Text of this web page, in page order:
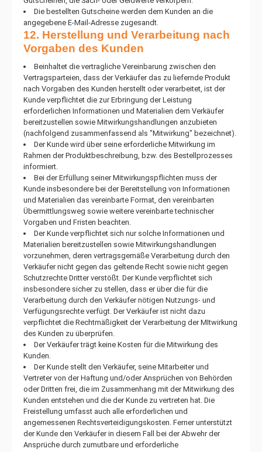
Die bestellten Gutscheine werden dem Kunden an die
angegebene E-Mail-Adresse zugesandt.
12. Herstellung und Verarbeitung nach
Vorgaben des Kunden
Beinhaltet die vertragliche Vereinbarung zwischen den
Vertragsparteien, dass der Verkäufer das zu liefernde Produkt
nach Vorgaben des Kunden herstellt oder verarbeitet, ist der
Kunde verpflichtet die zur Erbringung der Leistung
erforderlichen Informationen und Materialien dem Verkäufer
bereitzustellen sowie Mitwirkungshandlungen anzubieten
(nachfolgend zusammenfassend als "Mitwirkung" bezeichnet).
Der Kunde wird über seine erforderliche Mitwirkung im
Rahmen der Produktbeschreibung, bzw. des Bestellprozesses
informiert.
Bei der Erfüllung seiner Mitwirkungspflichten muss der
Kunde insbesondere bei der Bereitstellung von Informationen
und Materialien das vereinbarte Format, den vereinbarten
Übermittlungsweg sowie weitere vereinbarte technischer
Vorgaben und Fristen beachten.
Der Kunde verpflichtet sich nur solche Informationen und
Materialien bereitzustellen sowie Mitwirkungshandlungen
vorzunehmen, deren vertragsgemäße Verarbeitung durch den
Verkäufer nicht gegen das geltende Recht sowie nicht gegen
Schutzrechte Dritter verstößt. Der Kunde verpflichtet sich
insbesondere sicher zu stellen, dass er über die für die
Verarbeitung durch den Verkäufer nötigen Nutzungs- und
Verfügungsrechte verfügt. Der Verkäufer ist nicht dazu
verpflichtet die Rechtmäßigkeit der Verarbeitung der MItwirkung
des Kunden zu überprüfen.
Der Verkäufer trägt keine Kosten für die Mitwirkung des
Kunden.
Der Kunde stellt den Verkäufer, seine Mitarbeiter und
Vertreter von der Haftung und/oder Ansprüchen von Behörden
oder Dritten frei, die im Zusammenhang mit der Mitwirkung des
Kunden entstehen und die der Kunde zu vertreten hat. Die
Freistellung umfasst auch alle erforderlichen und
angemessenen Rechtsverteidigungskosten. Ferner unterstützt
der Kunde den Verkäufer in diesem Fall bei der Abwehr der
Ansprüche durch zumutbare und erforderliche